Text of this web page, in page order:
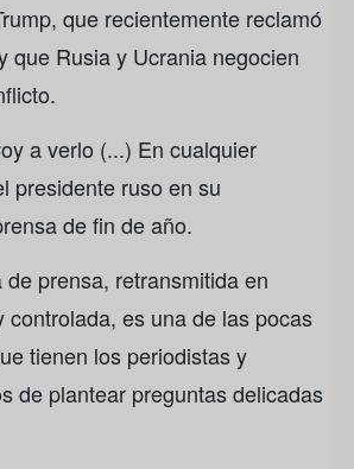
que recientemente reclamó
que Rusia y Ucrania negocien
a verlo (...) En cualquier
presidente ruso en su
de fin de año.
prensa, retransmitida en
controlada, es una de las pocas
tienen los periodistas y
de plantear preguntas delicadas